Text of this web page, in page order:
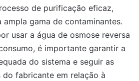
de purificação eficaz,
ampla gama de contaminantes.
usar a água de osmose reversa
é importante garantir a
do sistema e seguir as
do fabricante em relação à